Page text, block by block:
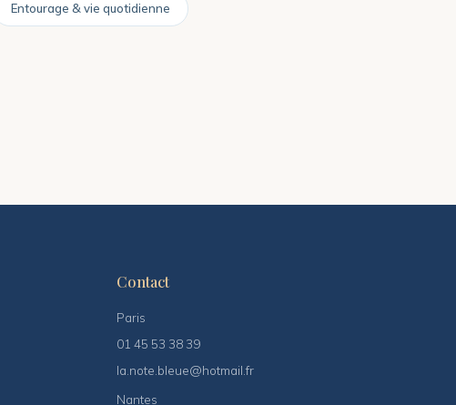
Entourage & vie quotidienne
Contact
Paris
01 45 53 38 39
la.note.bleue@hotmail.fr
Nantes